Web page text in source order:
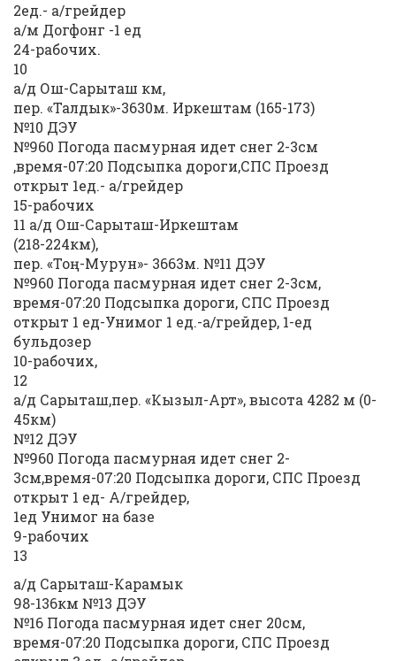
2ед.- а/грейдер
а/м Догфонг -1 ед
24-рабочих.
10
а/д Ош-Сарыташ км,
пер. «Талдык»-3630м. Иркештам (165-173)
№10 ДЭУ
№960 Погода пасмурная идет снег 2-3см
,время-07:20 Подсыпка дороги,СПС Проезд
открыт 1ед.- а/грейдер
15-рабочих
11 а/д Ош-Сарыташ-Иркештам
(218-224км),
пер. «Тоң-Мурун»- 3663м. №11 ДЭУ
№960 Погода пасмурная идет снег 2-3см,
время-07:20 Подсыпка дороги, СПС Проезд
открыт 1 ед-Унимог 1 ед.-а/грейдер, 1-ед
бульдозер
10-рабочих,
12
а/д Сарыташ,пер. «Кызыл-Арт», высота 4282 м (0-
45км)
№12 ДЭУ
№960 Погода пасмурная идет снег 2-
3см,время-07:20 Подсыпка дороги, СПС Проезд
открыт 1 ед- А/грейдер,
1ед Унимог на базе
9-рабочих
13
а/д Сарыташ-Карамык
98-136км №13 ДЭУ
№16 Погода пасмурная идет снег 20см,
время-07:20 Подсыпка дороги, СПС Проезд